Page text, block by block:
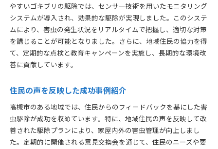
やすいゴキブリの駆除では、センサー技術を用いたモニタリング
システムが導入され、効果的な駆除が実現しました。このシステ
ムにより、害虫の発生状況をリアルタイムで把握し、適切な対策
を講じることが可能となりました。さらに、地域住民の協力を得
て、定期的な点検と教育キャンペーンを実施し、長期的な環境改
善に貢献しています。
住民の声を反映した成功事例紹介
高槻市のある地域では、住民からのフィードバックを基にした害
虫駆除が成功を収めています。特に、地域住民の声を反映して改
善された駆除プランにより、家屋内外の害虫管理が向上しまし
た。定期的に開催される意見交換会を通じて、住民のニーズや要